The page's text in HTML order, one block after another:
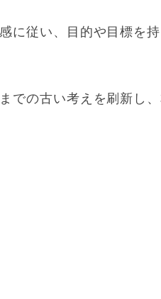
に従い、目的や目標を
での古い考えを刷新し